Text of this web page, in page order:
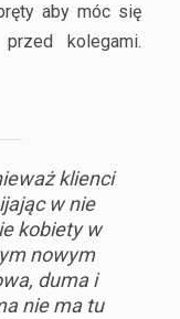
aby móc się
kolegami.
klienci
w nie
kobiety w
nowym
duma i
nie ma tu